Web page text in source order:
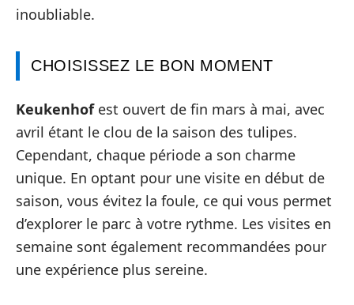
inoubliable.
CHOISISSEZ LE BON MOMENT
Keukenhofest ouvert de fin mars à mai, avec
avril étant le clou de la saison des tulipes.
Cependant, chaque période a son charme
unique. En optant pour une visite en début de
saison, vous évitez la foule, ce qui vous permet
d’explorer le parc à votre rythme. Les visites en
semaine sont également recommandées pour
une expérience plus sereine.